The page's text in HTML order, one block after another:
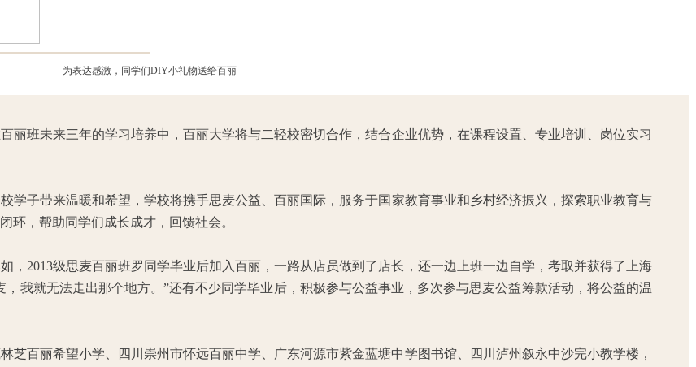
为表达感激，同学们DIY小礼物送给百丽
丽班未来三年的学习培养中，百丽大学将与二轻校密切合作，结合企业优势，在课程设置、专业培训、岗位实习
学子带来温暖和希望，学校将携手思麦公益、百丽国际，服务于国家教育事业和乡村经济振兴，探索职业教育与
环，帮助同学们成长成才，回馈社会。
，2013级思麦百丽班罗同学毕业后加入百丽，一路从店员做到了店长，还一边上班一边自学，考取并获得了上海
我就无法走出那个地方。”还有不少同学毕业后，积极参与公益事业，多次参与思麦公益筹款活动，将公益的温
芝百丽希望小学、四川崇州市怀远百丽中学、广东河源市紫金蓝塘中学图书馆、四川泸州叙永中沙完小教学楼，